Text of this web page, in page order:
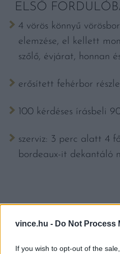
vince.hu - Do Not Process
If you wish to opt-out of the
ELSŐ
4 vörös könnyű
elemzése, el kellett
szőlő, évjárat, honnan
erősített fehérbor
100 kérdéses írásbeli
szerviz: 3 perc alatt 4
bordeaux-it dekantáló
FELADATOK AZ